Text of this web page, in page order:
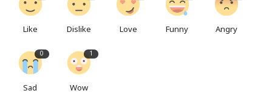
Like Dislike Love Funny Angry
0
Sad
1
Wow